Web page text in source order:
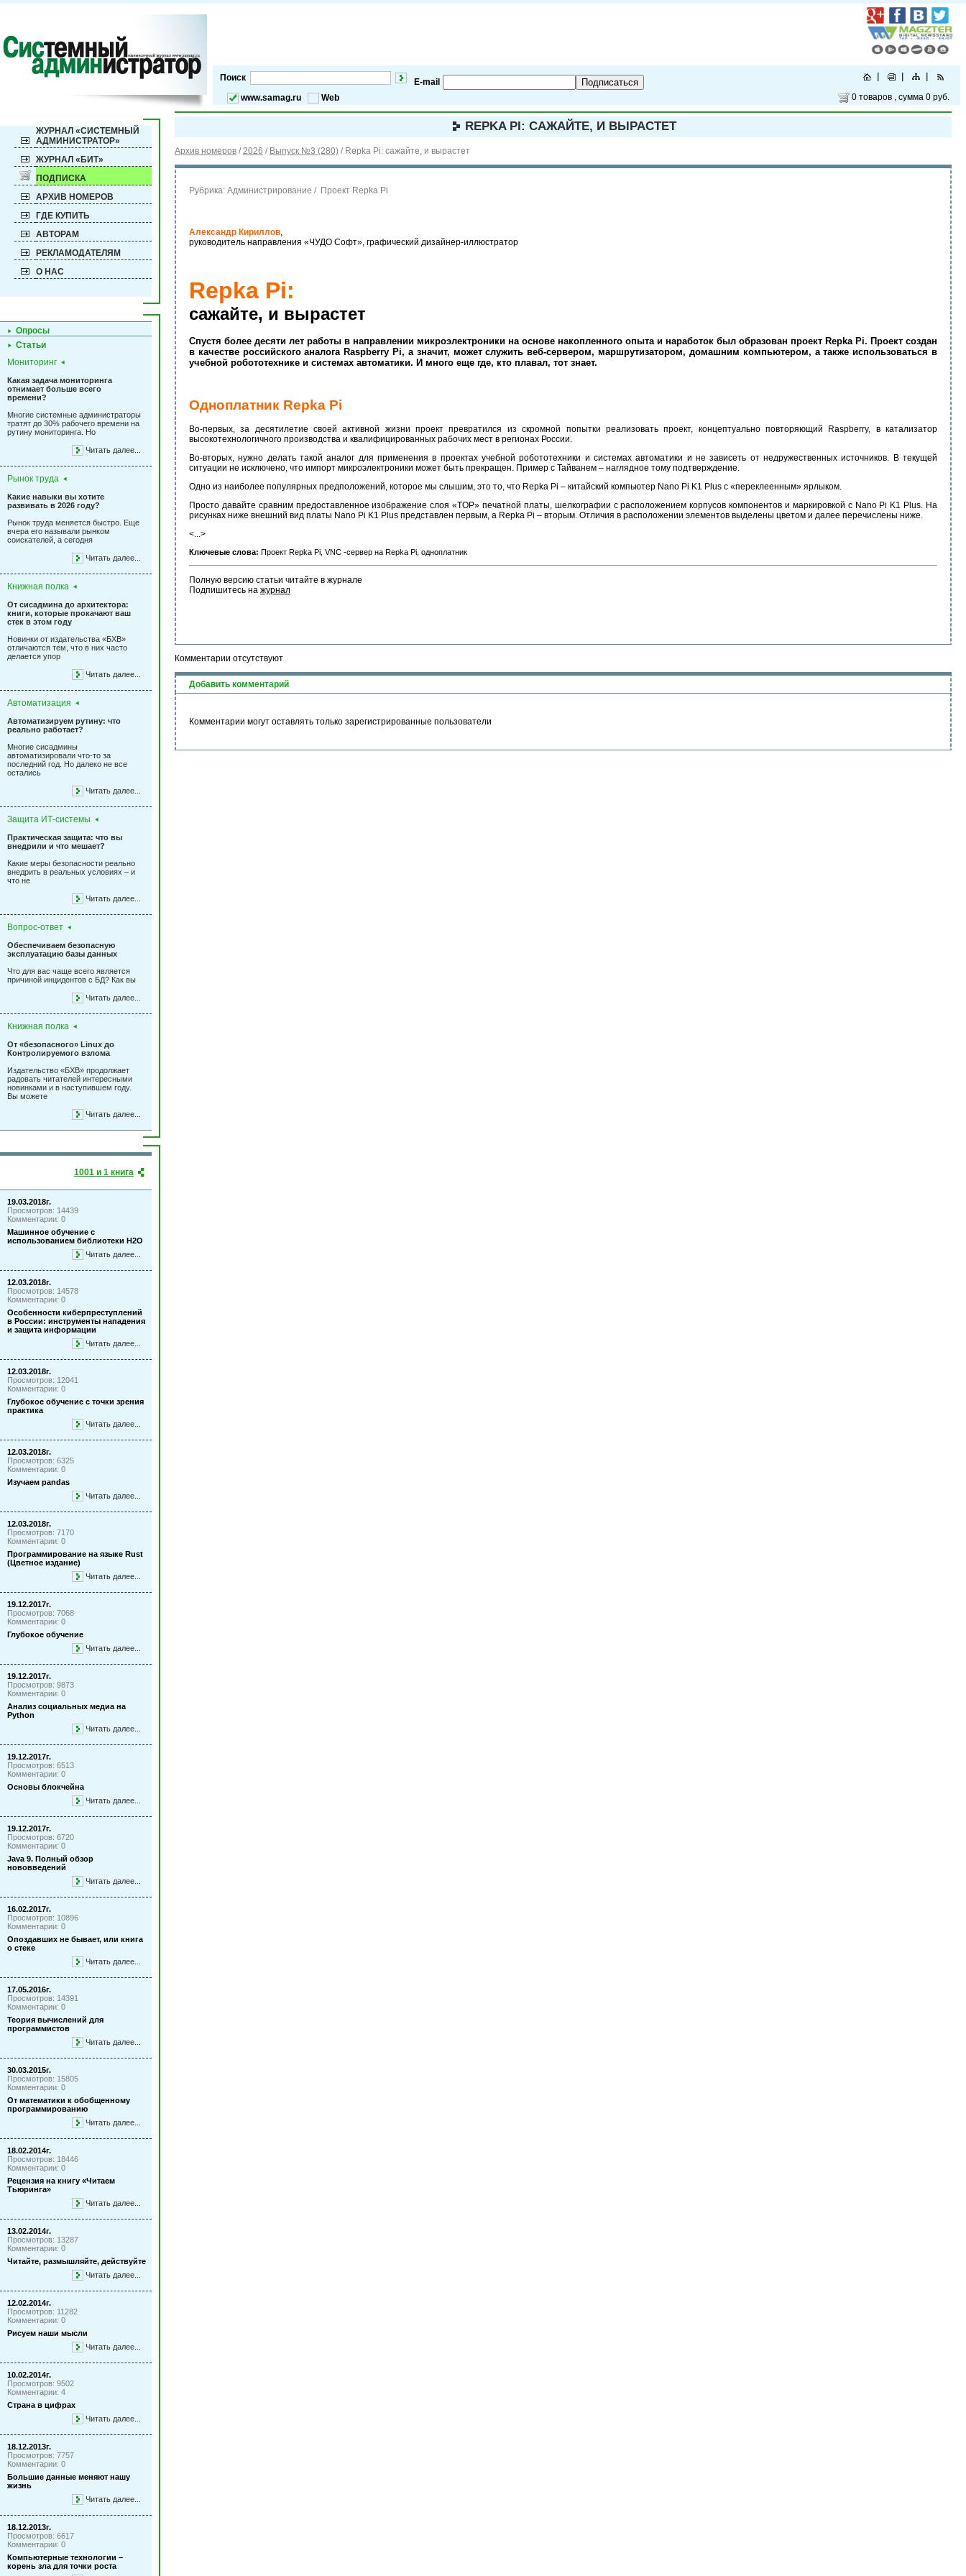
Поиск E-mail Подписаться
www.samag.ru Web 0 товаров , сумма 0 руб.
ЖУРНАЛ «СИСТЕМНЫЙ
АДМИНИСТРАТОР»
ЖУРНАЛ «БИТ»
ПОДПИСКА
АРХИВ НОМЕРОВ
ГДЕ КУПИТЬ
АВТОРАМ
РЕКЛАМОДАТЕЛЯМ
О НАС
Опросы
Статьи
Мониторинг
Какая задача мониторинга
отнимает больше всего
времени?
Многие системные администраторы
тратят до 30% рабочего времени на
рутину мониторинга. Но
Читать далее...
Рынок труда
Какие навыки вы хотите
развивать в 2026 году?
Рынок труда меняется быстро. Еще
вчера его называли рынком
соискателей, а сегодня
Читать далее...
Книжная полка
От сисадмина до архитектора:
книги, которые прокачают ваш
стек в этом году
Новинки от издательства «БХВ»
отличаются тем, что в них часто
делается упор
Читать далее...
Автоматизация
Автоматизируем рутину: что
реально работает?
Многие сисадмины
автоматизировали что-то за
последний год. Но далеко не все
остались
Читать далее...
Защита ИТ-системы
Практическая защита: что вы
внедрили и что мешает?
Какие меры безопасности реально
внедрить в реальных условиях – и
что не
Читать далее...
Вопрос-ответ
Обеспечиваем безопасную
эксплуатацию базы данных
Что для вас чаще всего является
причиной инцидентов с БД? Как вы
Читать далее...
Книжная полка
От «безопасного» Linux до
Контролируемого взлома
Издательство «БХВ» продолжает
радовать читателей интересными
новинками и в наступившем году.
Вы можете
Читать далее...
1001 и 1 книга
19.03.2018г.
Просмотров: 14439
Комментарии: 0
Машинное обучение с
использованием библиотеки Н2О
Читать далее...
12.03.2018г.
Просмотров: 14578
Комментарии: 0
Особенности киберпреступлений
в России: инструменты нападения
и защита информации
Читать далее...
12.03.2018г.
Просмотров: 12041
Комментарии: 0
Глубокое обучение с точки зрения
практика
Читать далее...
12.03.2018г.
Просмотров: 6325
Комментарии: 0
Изучаем pandas
Читать далее...
12.03.2018г.
Просмотров: 7170
Комментарии: 0
Программирование на языке Rust
(Цветное издание)
Читать далее...
19.12.2017г.
Просмотров: 7068
Комментарии: 0
Глубокое обучение
Читать далее...
19.12.2017г.
Просмотров: 9873
Комментарии: 0
Анализ социальных медиа на
Python
Читать далее...
19.12.2017г.
Просмотров: 6513
Комментарии: 0
Основы блокчейна
Читать далее...
19.12.2017г.
Просмотров: 6720
Комментарии: 0
Java 9. Полный обзор
нововведений
Читать далее...
16.02.2017г.
Просмотров: 10896
Комментарии: 0
Опоздавших не бывает, или книга
о стеке
Читать далее...
17.05.2016г.
Просмотров: 14391
Комментарии: 0
Теория вычислений для
программистов
Читать далее...
30.03.2015г.
Просмотров: 15805
Комментарии: 0
От математики к обобщенному
программированию
Читать далее...
18.02.2014г.
Просмотров: 18446
Комментарии: 0
Рецензия на книгу «Читаем
Тьюринга»
Читать далее...
13.02.2014г.
Просмотров: 13287
Комментарии: 0
Читайте, размышляйте, действуйте
Читать далее...
12.02.2014г.
Просмотров: 11282
Комментарии: 0
Рисуем наши мысли
Читать далее...
10.02.2014г.
Просмотров: 9502
Комментарии: 4
Страна в цифрах
Читать далее...
18.12.2013г.
Просмотров: 7757
Комментарии: 0
Большие данные меняют нашу
жизнь
Читать далее...
18.12.2013г.
Просмотров: 6617
Комментарии: 0
Компьютерные технологии –
корень зла для точки роста
REPKA PI: САЖАЙТЕ, И ВЫРАСТЕТ
Архив номеров / 2026 / Выпуск №3 (280) / Repka Pi: сажайте, и вырастет
Рубрика: Администрирование / Проект Repka Pi
Александр Кириллов,
руководитель направления «ЧУДО Софт», графический дизайнер-иллюстратор
Repka Pi:
сажайте, и вырастет
Спустя более десяти лет работы в направлении микроэлектроники на основе накопленного опыта и наработок был образован проект Repka Pi. Проект создан
в качестве российского аналога Raspberry Pi, а значит, может служить веб-сервером, маршрутизатором, домашним компьютером, а также использоваться в
учебной робототехнике и системах автоматики. И много еще где, кто плавал, тот знает.
Одноплатник Repka Pi
Во-первых, за десятилетие своей активной жизни проект превратился из скромной попытки реализовать проект, концептуально повторяющий Raspberry, в катализатор
высокотехнологичного производства и квалифицированных рабочих мест в регионах России.
Во-вторых, нужно делать такой аналог для применения в проектах учебной робототехники и системах автоматики и не зависеть от недружественных источников. В текущей
ситуации не исключено, что импорт микроэлектроники может быть прекращен. Пример с Тайванем – наглядное тому подтверждение.
Одно из наиболее популярных предположений, которое мы слышим, это то, что Repka Pi – китайский компьютер Nano Pi K1 Plus с «переклеенным» ярлыком.
Просто давайте сравним предоставленное изображение слоя «TOP» печатной платы, шелкографии с расположением корпусов компонентов и маркировкой с Nano Pi K1 Plus. На
рисунках ниже внешний вид платы Nano Pi K1 Plus представлен первым, а Repka Pi – вторым. Отличия в расположении элементов выделены цветом и далее перечислены ниже.
<...>
Ключевые слова: Проект Repka Pi, VNC -сервер на Repka Pi, одноплатник
Полную версию статьи читайте в журнале
Подпишитесь на журнал
Комментарии отсутствуют
Добавить комментарий
Комментарии могут оставлять только зарегистрированные пользователи